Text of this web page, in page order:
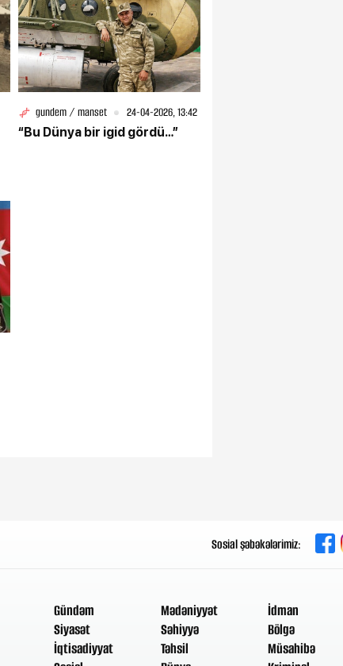
gundem / manset
24-04-2026, 13:42
“Bu Dünya bir igid gördü…”
“ATƏT
4-08-2026, 10:54
“Azərişıq”
mərkəzləri
Sosial şəbəkələrimiz:
Gündəm
Siyasət
İqtisadiyyat
Mədəniyyət
Səhiyyə
Təhsil
İdman
Bölgə
Müsahibə